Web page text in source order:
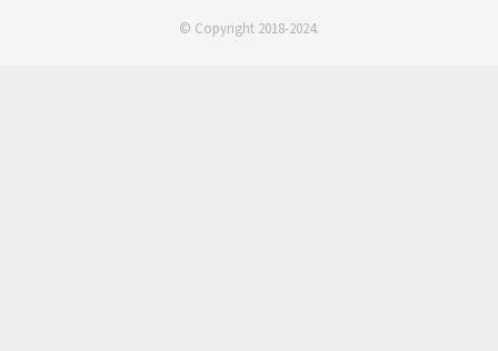
© Copyright 2018-2024.